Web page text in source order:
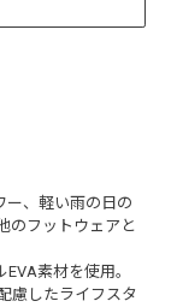
ー、軽い雨の日の
のフットウェアと
素材を使用。
慮したライフスタ